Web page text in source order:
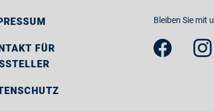
FÜR
Bleiben Sie mit